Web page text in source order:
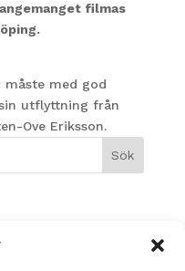
filmas
måste med god
utflyttning från
Ove Eriksson.